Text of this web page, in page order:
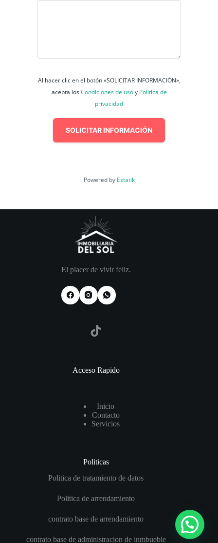
Al hacer clic en el botón «SOLICITAR INFORMACIÓN»,
acepta losCondiciones de usoy Política de
privacidad
SOLICITAR INFORMACIÓN
Powered by Estatik
El placer de vivir feliz.
TikTok
Acceso Rapido
Inicio
Contacto
Servicios
Politicas
Politica de tratamiento de datos
Politica de arrendamiento
contrato base de arrendamiento
contrato base de administracion de inmbueble